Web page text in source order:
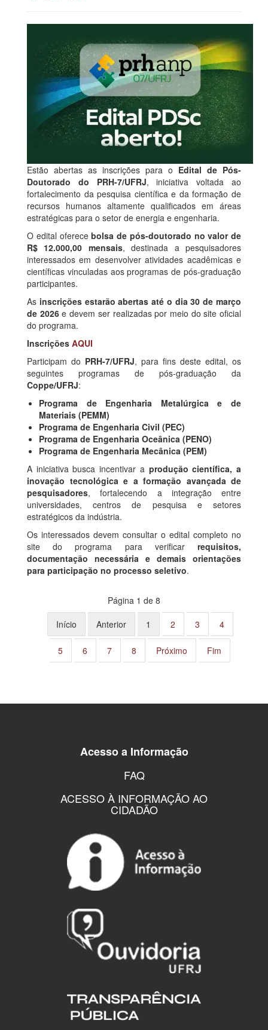
Estão abertas as inscrições para o Edital de Pós-
Doutorado do PRH-7/UFRJ, iniciativa voltada ao
fortalecimento da pesquisa científica e da formação de
recursos humanos altamente qualificados em áreas
estratégicas para o setor de energia e engenharia.
O edital oferecebolsa de pós-doutorado no valor de
R$ 12.000,00 mensais, destinada a pesquisadores
interessados em desenvolver atividades acadêmicas e
científicas vinculadas aos programas de pós-graduação
participantes.
As inscrições estarão abertas até o dia 30 de março
de 2026e devem ser realizadas por meio do site oficial
do programa.
Inscrições AQUI
Participam do PRH-7/UFRJ, para fins deste edital, os
seguintes programas de pós-graduação da
Coppe/UFRJ:
Programa de Engenharia Metalúrgica e de
Materiais (PEMM)
Programa de Engenharia Civil (PEC)
Programa de Engenharia Oceânica (PENO)
Programa de Engenharia Mecânica (PEM)
A iniciativa busca incentivar a produção científica, a
inovação tecnológica e a formação avançada de
pesquisadores, fortalecendo a integração entre
universidades, centros de pesquisa e setores
estratégicos da indústria.
Os interessados devem consultar o edital completo no
site do programa para verificar requisitos,
documentação necessária e demais orientações
para participação no processo seletivo.
Página 1 de 8
Início
Anterior 1 2 3 4
5 6 7 8 Próximo Fim
Acesso a Informação
FAQ
ACESSO À INFORMAÇÃO AO
CIDADÃO